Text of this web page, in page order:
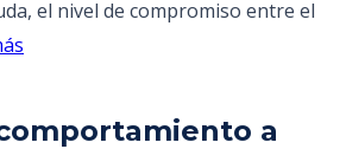
el nivel de compromiso entre el
a